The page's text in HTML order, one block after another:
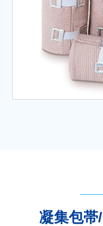
凝集包帯